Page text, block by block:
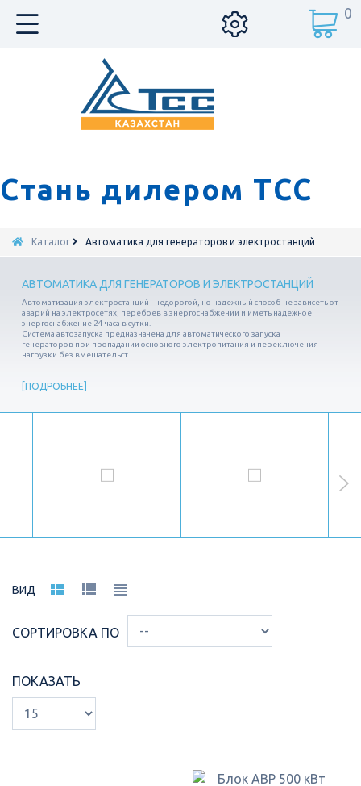
Стань дилером ТСС
0
Каталог Автоматика для генераторов и электростанций
АВТОМАТИКА ДЛЯ ГЕНЕРАТОРОВ И ЭЛЕКТРОСТАНЦИЙ
Автоматизация электростанций - недорогой, но надежный способ не зависеть от
аварий на электросетях, перебоев в энергоснабжении и иметь надежное
энергоснабжение 24 часа в сутки.
Система автозапуска предназначена для автоматического запуска
генераторов при пропадании основного электропитания и переключения
нагрузки без вмешательст...
ПОДРОБНЕЕ
ВИД
СОРТИРОВКА ПО
ПОКАЗАТЬ